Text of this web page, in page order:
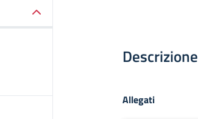
Descrizione
Allegati